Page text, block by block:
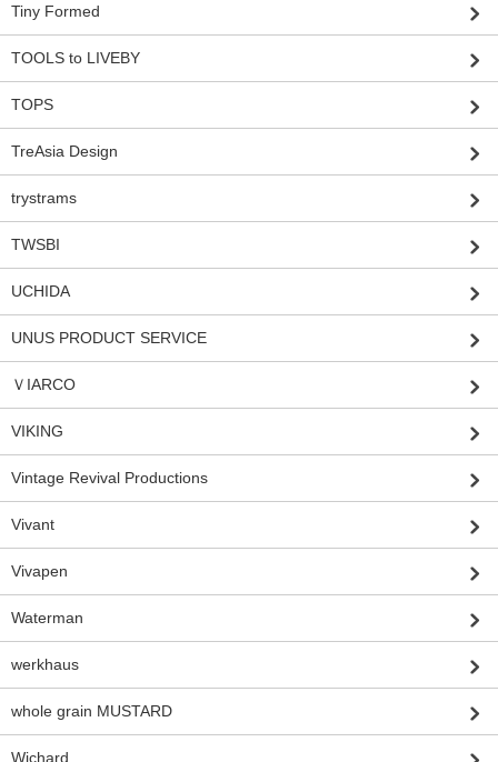
Tiny Formed
TOOLS to LIVEBY
TOPS
TreAsia Design
trystrams
TWSBI
UCHIDA
UNUS PRODUCT SERVICE
ＶIARCO
VIKING
Vintage Revival Productions
Vivant
Vivapen
Waterman
werkhaus
whole grain MUSTARD
Wichard